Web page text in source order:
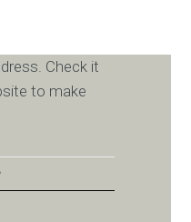
Check it
to make